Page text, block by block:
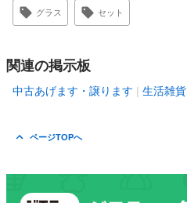
グラス セット
関連の掲示板
中古あげます・譲ります 生活雑貨
ページTOPへ